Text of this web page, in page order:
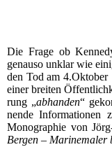
Die Fra­ge ob
genau­so unklar wie
den Tod am 4.Oktober
einer brei­ten
rung „abhan­den“
nen­de Infor­ma­tio­nen
Mono­gra­phie von
Ber­gen – Mari­ne­ma­ler